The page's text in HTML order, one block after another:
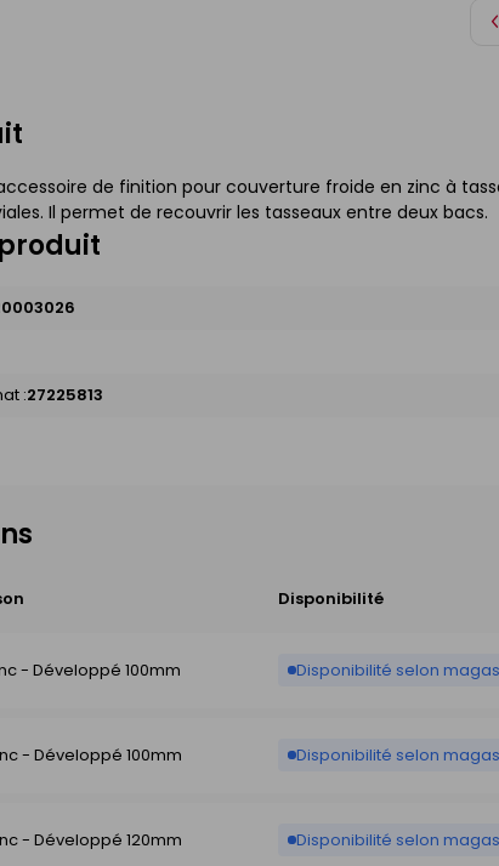
de finition pour couverture froide en zinc à
Il permet de recouvrir les tasseaux entre deux bacs.
:27225813
Disponibilité
- Développé 100mm Disponibilité selon
- Développé 100mm Disponibilité selon
- Développé 120mm Disponibilité selon